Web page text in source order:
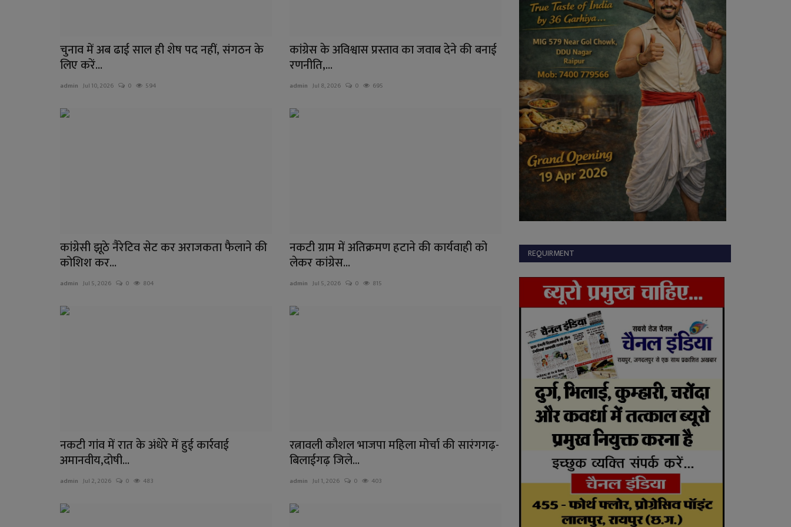
चुनाव में अब ढाई साल ही शेष पद नहीं, संगठन के
लिए करें...
admin Jul 10, 2026 0 594
कांग्रेस के अविश्वास प्रस्ताव का जवाब देने की बनाई
रणनीति,...
admin Jul 8, 2026 0 695
कांग्रेसी झूठे नैरेटिव सेट कर अराजकता फैलाने की
कोशिश कर...
admin Jul 5, 2026 0 804
नकटी ग्राम में अतिक्रमण हटाने की कार्यवाही को
लेकर कांग्रेस...
admin Jul 5, 2026 0 815
नकटी गांव में रात के अंधेरे में हुई कार्रवाई
अमानवीय,दोषी...
admin Jul 2, 2026 0 483
रत्नावली कौशल भाजपा महिला मोर्चा की सारंगगढ़-
बिलाईगढ़ जिले...
admin Jul 1, 2026 0 403
REQUIRMENT